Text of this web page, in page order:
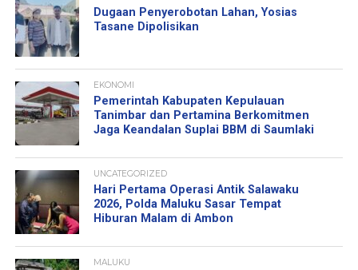
Dugaan Penyerobotan Lahan, Yosias
Tasane Dipolisikan
EKONOMI
Pemerintah Kabupaten Kepulauan
Tanimbar dan Pertamina Berkomitmen
Jaga Keandalan Suplai BBM di Saumlaki
UNCATEGORIZED
Hari Pertama Operasi Antik Salawaku
2026, Polda Maluku Sasar Tempat
Hiburan Malam di Ambon
MALUKU